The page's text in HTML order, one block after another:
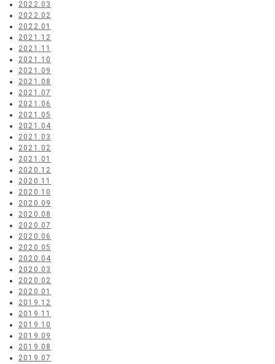
2022.03
2022.02
2022.01
2021.12
2021.11
2021.10
2021.09
2021.08
2021.07
2021.06
2021.05
2021.04
2021.03
2021.02
2021.01
2020.12
2020.11
2020.10
2020.09
2020.08
2020.07
2020.06
2020.05
2020.04
2020.03
2020.02
2020.01
2019.12
2019.11
2019.10
2019.09
2019.08
2019.07